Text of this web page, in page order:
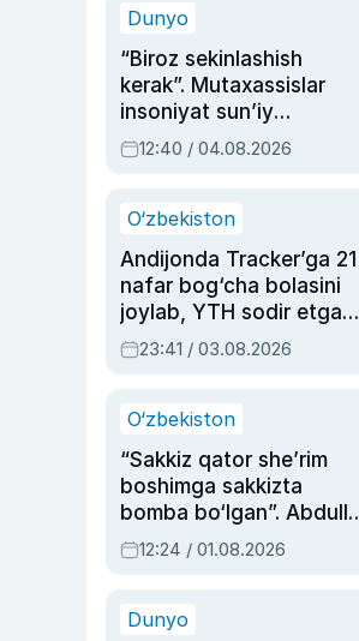
Dunyo
“Biroz sekinlashish
kerak”. Mutaxassislar
insoniyat sun’iy
intellektni boshqara
olmay qolishidan xavotir
12:40 / 04.08.2026
O‘zbekiston
Andijonda Tracker’ga 21
nafar bog‘cha bolasini
joylab, YTH sodir etgan
ayolga sud hukmi o‘qildi
23:41 / 03.08.2026
O‘zbekiston
“Sakkiz qator she’rim
boshimga sakkizta
bomba bo‘lgan”. Abdulla
Oripovni siyosiy
ayblovlardan asrab
12:24 / 01.08.2026
Dunyo